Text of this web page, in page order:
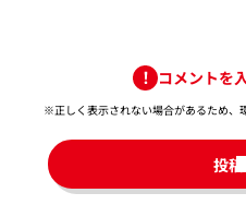
コメントを
※正しく表示されない場合があるため、
投